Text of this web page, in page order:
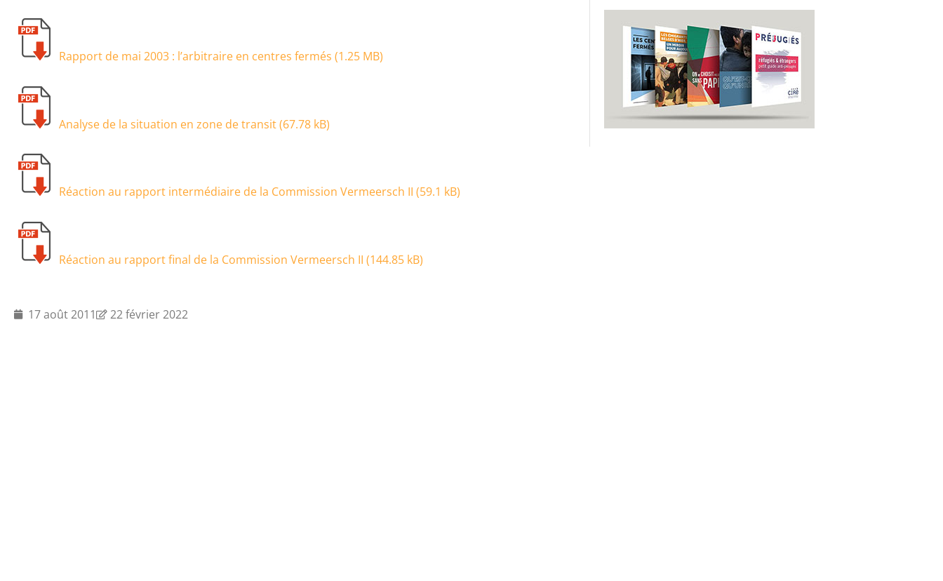
Rapport de mai 2003 : l’arbitraire en centres fermés (1.25 MB)
Analyse de la situation en zone de transit (67.78 kB)
Réaction au rapport intermédiaire de la Commission Vermeersch II (59.1 kB)
Réaction au rapport final de la Commission Vermeersch II (144.85 kB)
17 août 2011 22 février 2022